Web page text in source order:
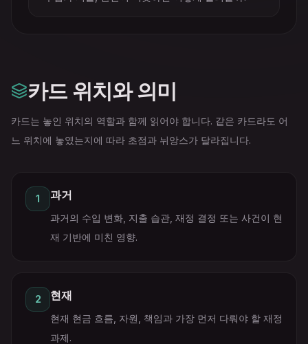
카드 위치와 의미
카드는 놓인 위치의 역할과 함께 읽어야 합니다. 같은 카드라도 어
느 위치에 놓였는지에 따라 초점과 뉘앙스가 달라집니다.
1 과거
과거의 수입 변화, 지출 습관, 재정 결정 또는 사건이 현
재 기반에 미친 영향.
2 현재
현재 현금 흐름, 자원, 책임과 가장 먼저 다뤄야 할 재정
과제.